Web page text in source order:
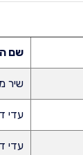
שם
שיר
עדי
עדי